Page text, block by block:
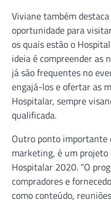
Viviane também
oportunidade para
os quais estão o
ideia é compreender as
já são frequentes no
engajá-los e ofertar as
Hospitalar, sempre
qualificada.
Outro ponto importante
marketing, é um projeto
Hospitalar 2020. “O
compradores e
como conteúdo,